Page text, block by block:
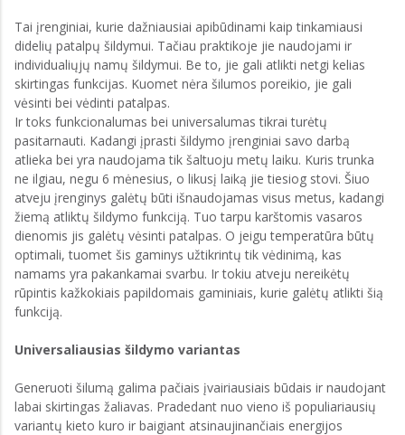
Tai įrenginiai, kurie dažniausiai apibūdinami kaip tinkamiausi
didelių patalpų šildymui. Tačiau praktikoje jie naudojami ir
individualiųjų namų šildymui. Be to, jie gali atlikti netgi kelias
skirtingas funkcijas. Kuomet nėra šilumos poreikio, jie gali
vėsinti bei vėdinti patalpas.
Ir toks funkcionalumas bei universalumas tikrai turėtų
pasitarnauti. Kadangi įprasti šildymo įrenginiai savo darbą
atlieka bei yra naudojama tik šaltuoju metų laiku. Kuris trunka
ne ilgiau, negu 6 mėnesius, o likusį laiką jie tiesiog stovi. Šiuo
atveju įrenginys galėtų būti išnaudojamas visus metus, kadangi
žiemą atliktų šildymo funkciją. Tuo tarpu karštomis vasaros
dienomis jis galėtų vėsinti patalpas. O jeigu temperatūra būtų
optimali, tuomet šis gaminys užtikrintų tik vėdinimą, kas
namams yra pakankamai svarbu. Ir tokiu atveju nereikėtų
rūpintis kažkokiais papildomais gaminiais, kurie galėtų atlikti šią
funkciją.
Universaliausias šildymo variantas
Generuoti šilumą galima pačiais įvairiausiais būdais ir naudojant
labai skirtingas žaliavas. Pradedant nuo vieno iš populiariausių
variantų kieto kuro ir baigiant atsinaujinančiais energijos